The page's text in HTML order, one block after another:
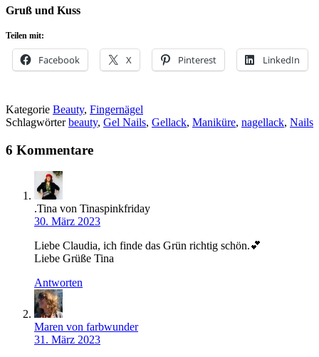
Gruß und Kuss
Teilen mit:
Facebook X Pinterest LinkedIn
Kategorie Beauty, Fingernägel
Schlagwörterbeauty, Gel Nails, Gellack, Maniküre, nagellack, Nails
6 Kommentare
.Tina von Tinaspinkfriday
30. März 2023
Liebe Claudia, ich finde das Grün richtig schön.💕
Liebe Grüße Tina
Antworten
Maren von farbwunder
31. März 2023